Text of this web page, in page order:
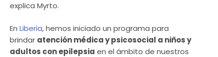
explica Myrto.
En Liberia, hemos iniciado un programa para
brindar atención médica y psicosocial a niños y
adultos con epilepsia en el ámbito de nuestros